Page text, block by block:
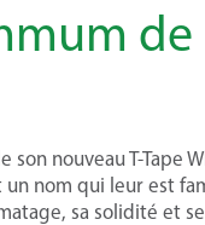
nouveau T-Tape
nom qui leur est
sa solidité et